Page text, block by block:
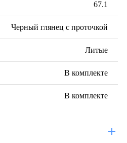
67.1
Черный глянец с проточкой
Литые
В комплекте
В комплекте